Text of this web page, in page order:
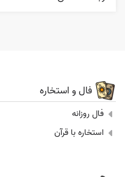
فال و استخاره
فال روزانه
استخاره با قرآن